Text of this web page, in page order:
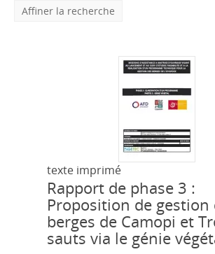
Affiner la recherche
texte imprimé
Rapport de phase 3 :
Proposition de gestion
berges de Camopi et
sauts via le génie